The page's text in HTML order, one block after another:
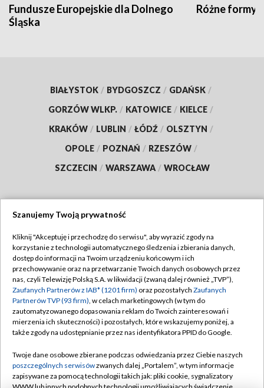
Fundusze Europejskie dla Dolnego
Śląska
Różne formy
BIAŁYSTOK / BYDGOSZCZ / GDAŃSK /
GORZÓW WLKP. / KATOWICE / KIELCE /
KRAKÓW / LUBLIN / ŁÓDŹ / OLSZTYN /
OPOLE / POZNAŃ / RZESZÓW /
SZCZECIN / WARSZAWA / WROCŁAW
TVP
Abonament TVP
Emisja w TVP
Centrum informacji TVP
Naziemna Telewizja Cyfrowa
Rada Programowa
System NOS
Regulamin TVP
Polityka prywatności
Moje zgody
Pomoc
Kontakt
Szanujemy Twoją prywatność
Kliknij "Akceptuję i przechodzę do serwisu", aby wyrazić zgody na
korzystanie z technologii automatycznego śledzenia i zbierania danych,
dostęp do informacji na Twoim urządzeniu końcowym i ich
przechowywanie oraz na przetwarzanie Twoich danych osobowych przez
nas, czyli Telewizję Polską S.A. w likwidacji (zwaną dalej również „TVP”),
Zaufanych Partnerów z IAB* (1201 firm) oraz pozostałych Zaufanych
Partnerów TVP (93 firm), w celach marketingowych (w tym do
zautomatyzowanego dopasowania reklam do Twoich zainteresowań i
mierzenia ich skuteczności) i pozostałych, które wskazujemy poniżej, a
także zgody na udostępnianie przez nas identyfikatora PPID do Google.
Twoje dane osobowe zbierane podczas odwiedzania przez Ciebie naszych
poszczególnych serwisówzwanych dalej „Portalem”, w tym informacje
zapisywane za pomocą technologii takich jak: pliki cookie, sygnalizatory